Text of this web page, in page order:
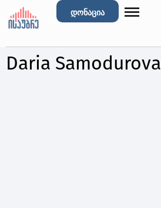
დონაცია
Daria Samodurova